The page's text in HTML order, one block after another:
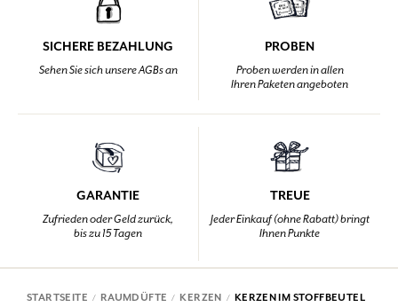
SICHERE BEZAHLUNG
Sehen Sie sich unsere AGBs an
PROBEN
Proben werden in allen
Ihren Paketen angeboten
GARANTIE
Zufrieden oder Geld zurück,
bis zu 15 Tagen
TREUE
Jeder Einkauf (ohne Rabatt) bringt
Ihnen Punkte
STARTSEITE RAUMDÜFTE KERZEN KERZEN IM STOFFBEUTEL